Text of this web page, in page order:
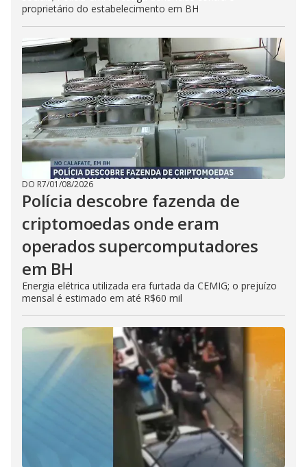
proprietário do estabelecimento em BH
DO R7/01/08/2026
Polícia descobre fazenda de
criptomoedas onde eram
operados supercomputadores
em BH
Energia elétrica utilizada era furtada da CEMIG; o prejuízo
mensal é estimado em até R$60 mil